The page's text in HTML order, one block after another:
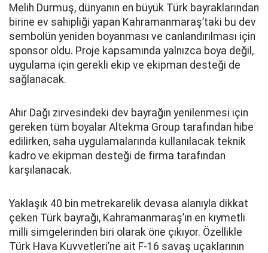
Melih Durmuş, dünyanın en büyük Türk bayraklarından
birine ev sahipliği yapan Kahramanmaraş’taki bu dev
sembolün yeniden boyanması ve canlandırılması için
sponsor oldu. Proje kapsamında yalnızca boya değil,
uygulama için gerekli ekip ve ekipman desteği de
sağlanacak.
Ahır Dağı zirvesindeki dev bayrağın yenilenmesi için
gereken tüm boyalar Altekma Group tarafından hibe
edilirken, saha uygulamalarında kullanılacak teknik
kadro ve ekipman desteği de firma tarafından
karşılanacak.
Yaklaşık 40 bin metrekarelik devasa alanıyla dikkat
çeken Türk bayrağı, Kahramanmaraş’ın en kıymetli
milli simgelerinden biri olarak öne çıkıyor. Özellikle
Türk Hava Kuvvetleri’ne ait F-16 savaş uçaklarının